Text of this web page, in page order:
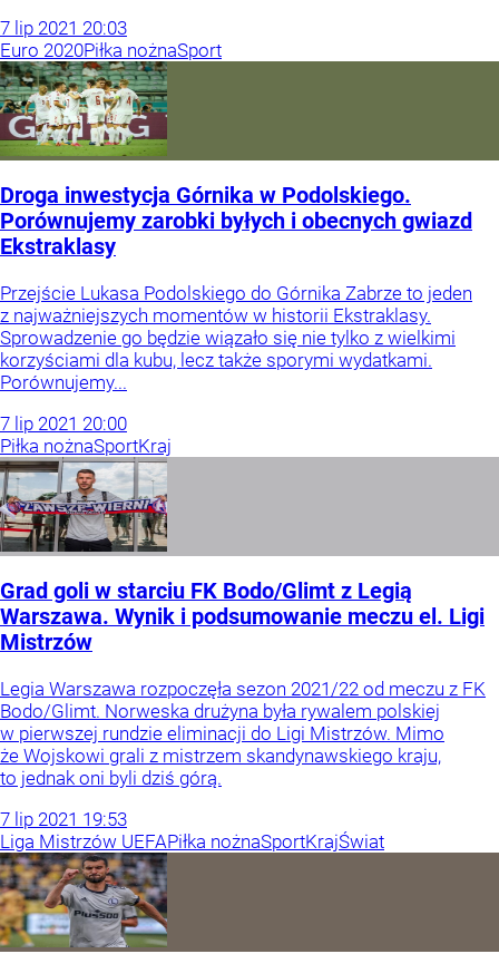
7 lip 2021 20:03
Euro 2020Piłka nożnaSport
Droga inwestycja Górnika w Podolskiego.
Porównujemy zarobki byłych i obecnych gwiazd
Ekstraklasy
Przejście Lukasa Podolskiego do Górnika Zabrze to jeden
z najważniejszych momentów w historii Ekstraklasy.
Sprowadzenie go będzie wiązało się nie tylko z wielkimi
korzyściami dla kubu, lecz także sporymi wydatkami.
Porównujemy...
7 lip 2021 20:00
Piłka nożnaSportKraj
Grad goli w starciu FK Bodo/Glimt z Legią
Warszawa. Wynik i podsumowanie meczu el. Ligi
Mistrzów
Legia Warszawa rozpoczęła sezon 2021/22 od meczu z FK
Bodo/Glimt. Norweska drużyna była rywalem polskiej
w pierwszej rundzie eliminacji do Ligi Mistrzów. Mimo
że Wojskowi grali z mistrzem skandynawskiego kraju,
to jednak oni byli dziś górą.
7 lip 2021 19:53
Liga Mistrzów UEFAPiłka nożnaSportKrajŚwiat